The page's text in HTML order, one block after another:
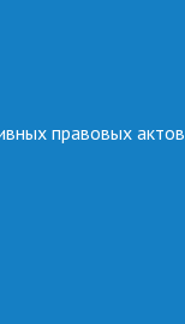
правовых актов